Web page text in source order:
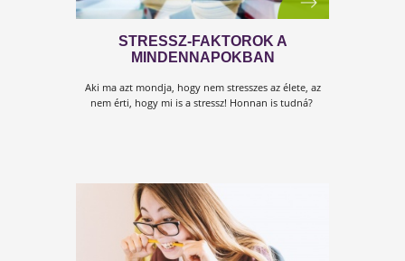
KULCS A STRESSZHEZ